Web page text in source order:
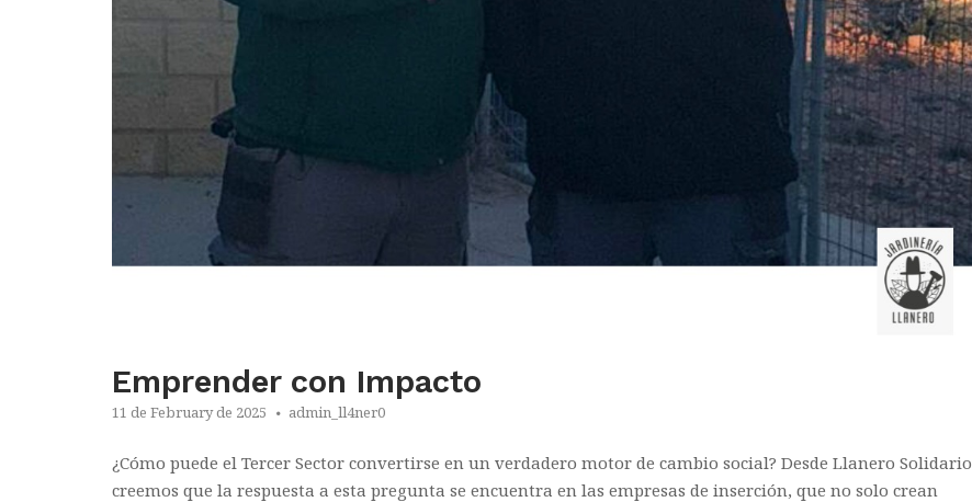
Emprender con Impacto
11 de February de 2025 admin_ll4ner0
¿Cómo puede el Tercer Sector convertirse en un verdadero motor de cambio social? Desde Llanero Solidario
creemos que la respuesta a esta pregunta se encuentra en las empresas de inserción, que no solo crean